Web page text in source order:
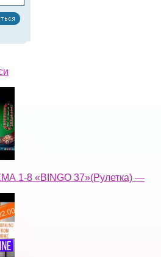
1-8 «BINGO 37»(Рулетка) —